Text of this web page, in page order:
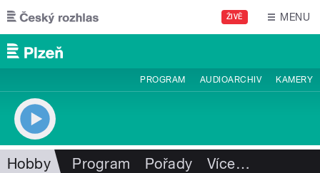
Přejít k hlavnímu obsahu
ŽIVĚ MENU
PROGRAM AUDIOARCHIV KAMERY
Hobby Program Pořady Více…